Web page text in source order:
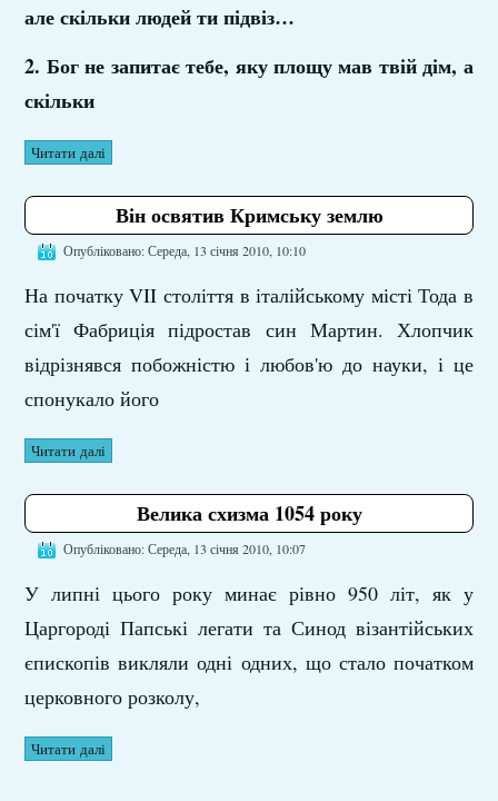
але скільки людей ти підвіз…
2. Бог не запитає тебе, яку площу мав твій дім, а
скільки
Читати далі
Він освятив Кримську землю
Опубліковано: Середа, 13 січня 2010, 10:10
На початку VII століття в італійському місті Тода в
сім'ї Фабриція підростав син Мартин. Хлопчик
відрізнявся побожністю і любов'ю до науки, і це
спонукало його
Читати далі
Велика схизма 1054 року
Опубліковано: Середа, 13 січня 2010, 10:07
У липні цього року минає рівно 950 літ, як у
Царгороді Папські легати та Синод візантійських
єпископів викляли одні одних, що стало початком
церковного розколу,
Читати далі